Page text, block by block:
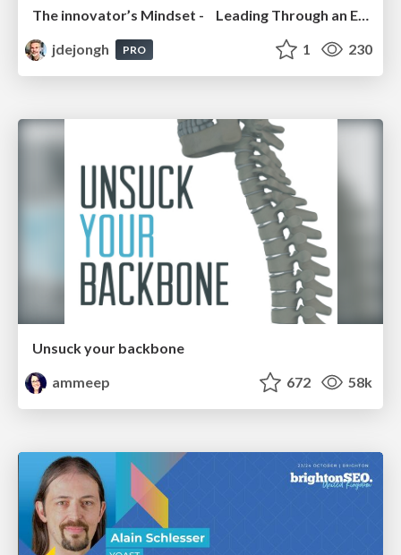
jdejongh
PRO 1 230
Unsuck your backbone
ammeep
672 58k